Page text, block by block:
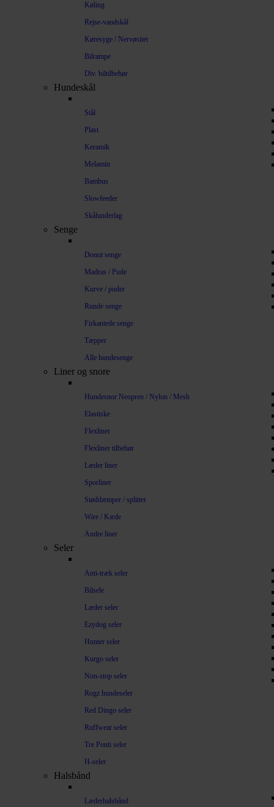
Køling
Rejse-vandskål
Køresyge / Nervøsitet
Bilrampe
Div. biltilbehør
Hundeskål
Stål
Plast
Keramik
Melamin
Bambus
Slowfeeder
Skålunderlag
Senge
Donut senge
Madras / Pude
Kurve / puder
Runde senge
Firkantede senge
Tæpper
Alle hundesenge
Liner og snore
Hundesnor Neopren / Nylon / Mesh
Elastiske
Flexliner
Flexliner tilbehør
Læder liner
Sporliner
Støddæmper / splitter
Wire / Kæde
Andre liner
Seler
Anti-træk seler
Bilsele
Læder seler
Ezydog seler
Hunter seler
Kurgo seler
Non-stop seler
Rogz hundeseler
Red Dingo seler
Ruffwear seler
Tre Ponti seler
H-seler
Halsbånd
Læderhalsbånd